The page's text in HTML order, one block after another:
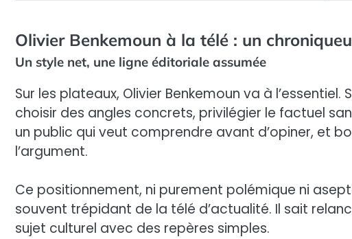
Olivier Benkemoun à la télé : un
Un style net, une ligne éditoriale assumée
Sur les plateaux, Olivier Benkemoun va à
choisir des angles concrets, privilégier le factuel
un public qui veut comprendre avant d’opiner, et
l’argument.
Ce positionnement, ni purement polémique ni
souvent trépidant de la télé d’actualité. Il sait
sujet culturel avec des repères simples.